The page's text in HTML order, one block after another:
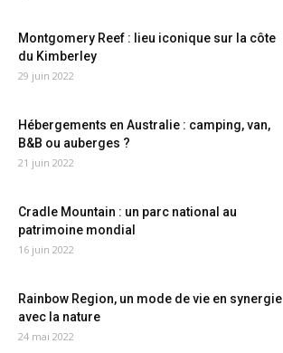
Montgomery Reef : lieu iconique sur la côte
du Kimberley
29 juin 2022
Hébergements en Australie : camping, van,
B&B ou auberges ?
21 juin 2022
Cradle Mountain : un parc national au
patrimoine mondial
16 juin 2022
Rainbow Region, un mode de vie en synergie
avec la nature
24 mai 2022